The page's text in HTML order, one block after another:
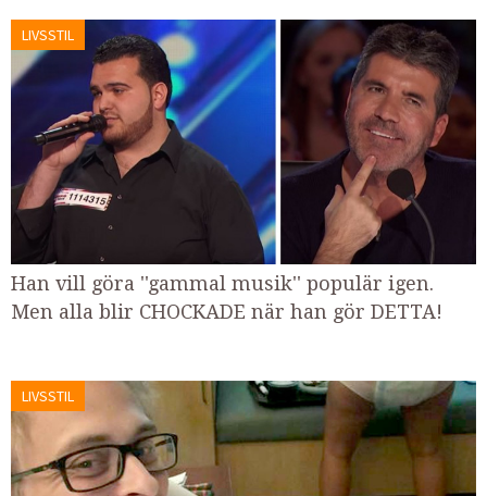
LIVSSTIL
Han vill göra ''gammal musik'' populär igen.
Men alla blir CHOCKADE när han gör DETTA!
LIVSSTIL